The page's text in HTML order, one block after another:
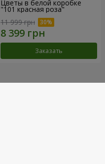
Цветы в белой коробке
"101 красная роза"
11 999 грн
Заказать